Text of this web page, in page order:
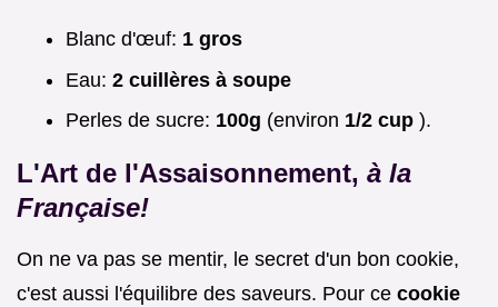
Blanc d'œuf: 1 gros
Eau: 2 cuillères à soupe
Perles de sucre: 100g (environ 1/2 cup ).
L'Art de l'Assaisonnement, à la
Française!
On ne va pas se mentir, le secret d'un bon cookie,
c'est aussi l'équilibre des saveurs. Pour ce cookie